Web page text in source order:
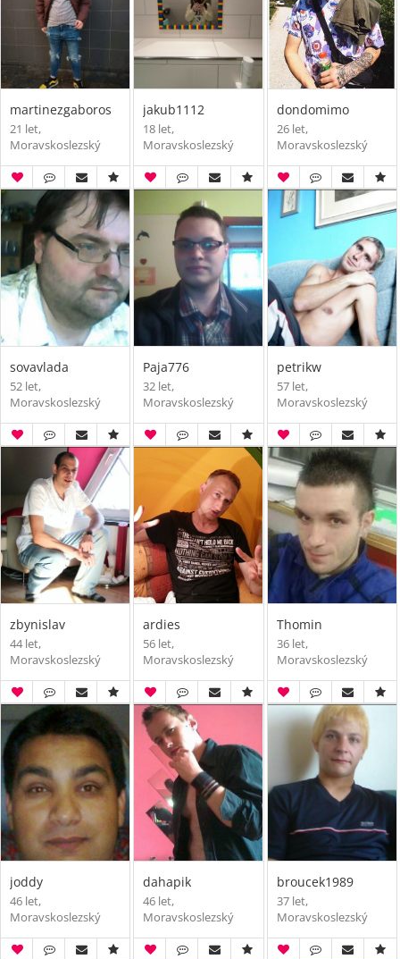
martinezgaboros
21 let,
Moravskoslezský
jakub1112
18 let,
Moravskoslezský
dondomimo
26 let,
Moravskoslezský
sovavlada
52 let,
Moravskoslezský
Paja776
32 let,
Moravskoslezský
petrikw
57 let,
Moravskoslezský
zbynislav
44 let,
Moravskoslezský
ardies
56 let,
Moravskoslezský
Thomin
36 let,
Moravskoslezský
joddy
46 let,
Moravskoslezský
dahapik
46 let,
Moravskoslezský
broucek1989
37 let,
Moravskoslezský